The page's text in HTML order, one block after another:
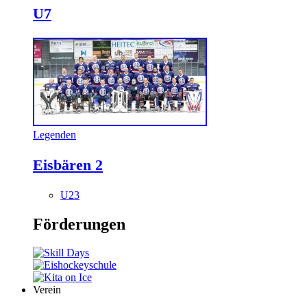
U7
Legenden
Eisbären 2
U23
Förderungen
Verein